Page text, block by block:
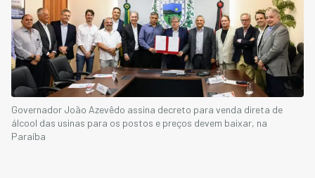
Governador João Azevêdo assina decreto para venda direta de
álcool das usinas para os postos e preços devem baixar, na
Paraíba